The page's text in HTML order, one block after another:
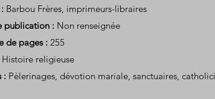
Barbou Frères, imprimeurs-libraires
publication : Non renseignée
de pages : 255
Histoire religieuse
: Pèlerinages, dévotion mariale, sanctuaires,